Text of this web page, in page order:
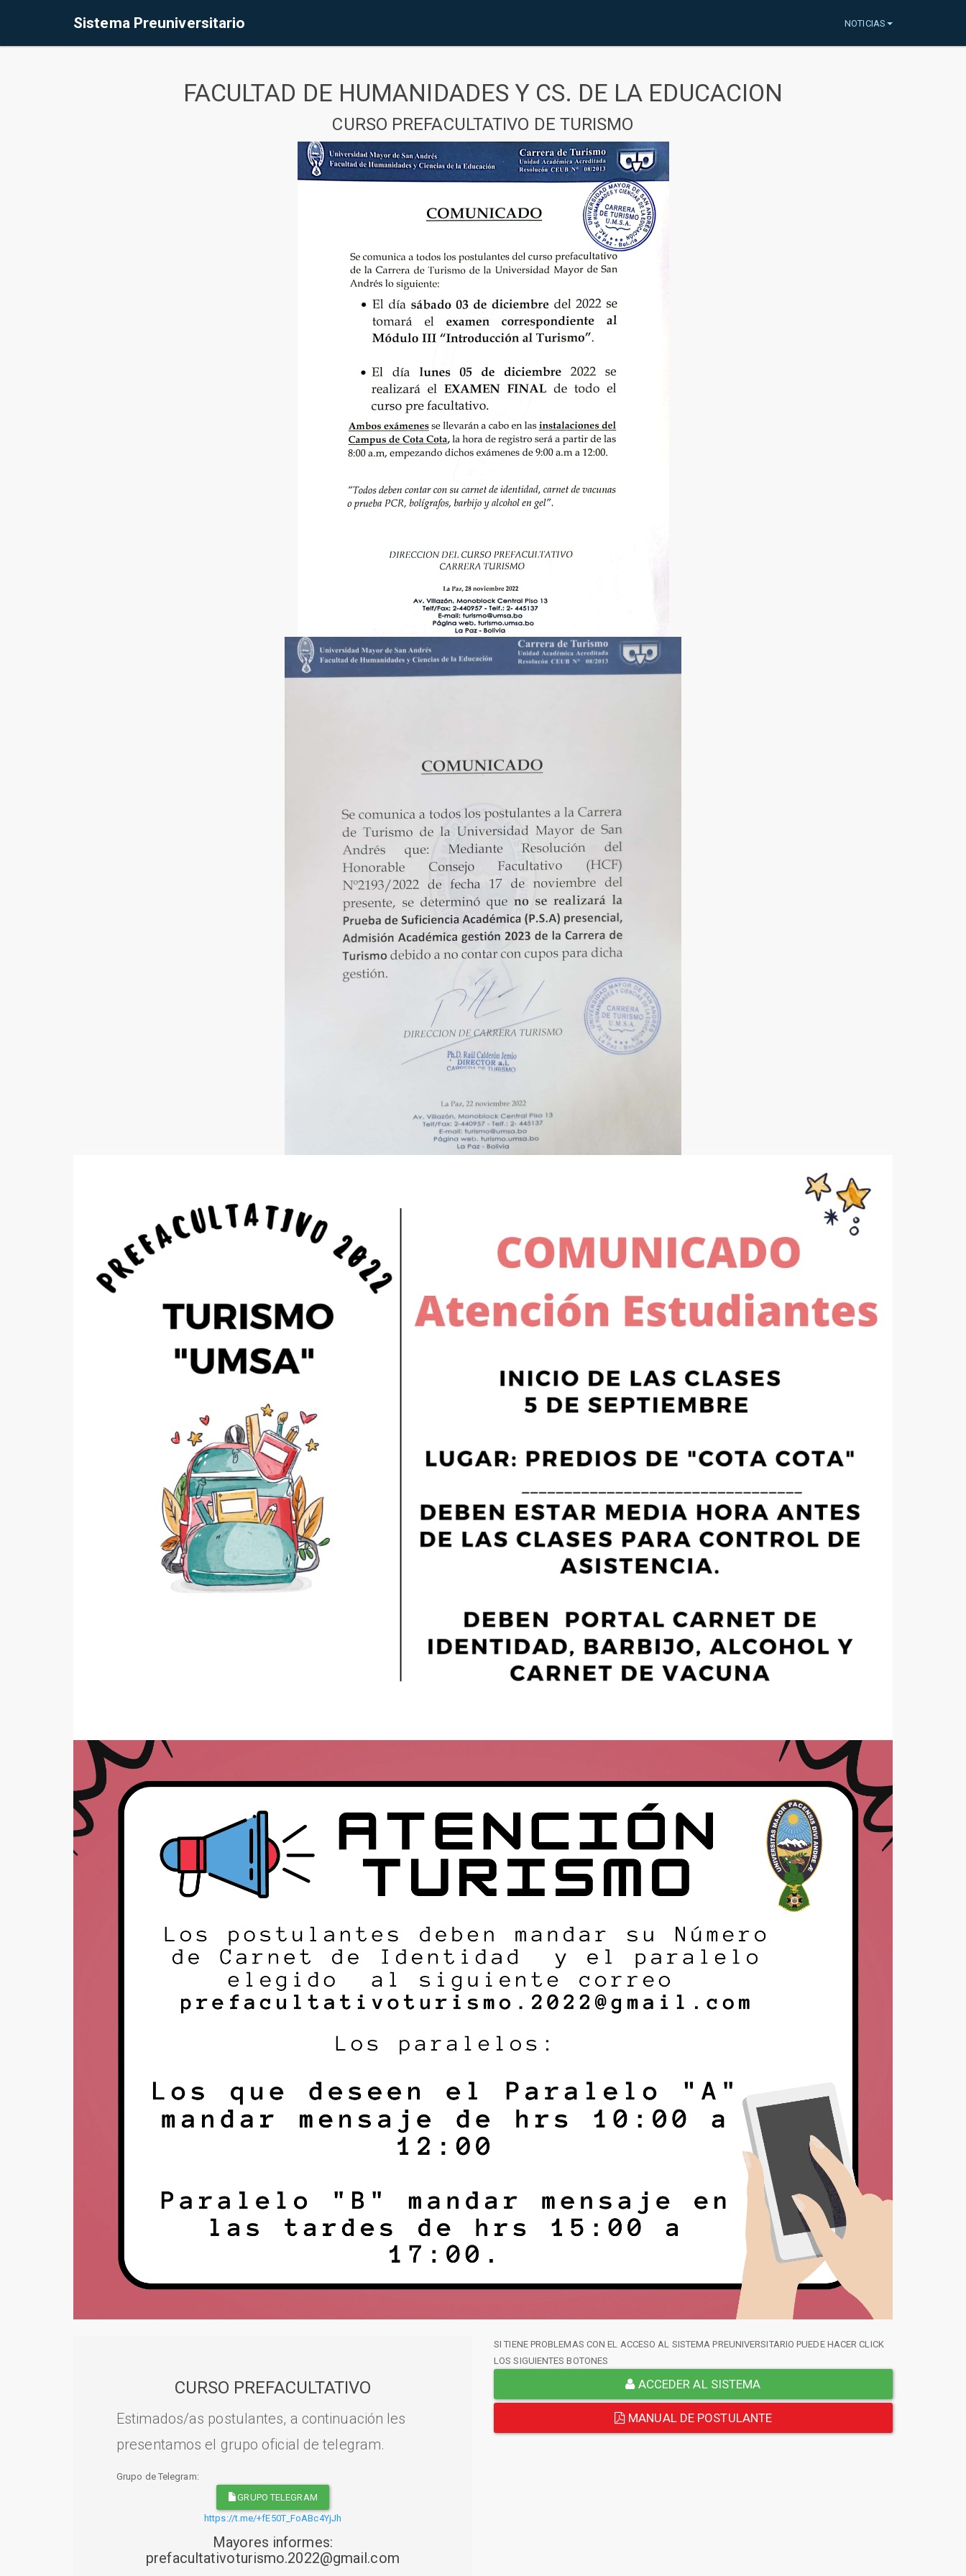
Sistema Preuniversitario NOTICIAS
FACULTAD DE HUMANIDADES Y CS. DE LA EDUCACION
CURSO PREFACULTATIVO DE TURISMO
CURSO PREFACULTATIVO
Estimados/as postulantes, a continuación les
presentamos el grupo oficial de telegram.
Grupo de Telegram:
GRUPO TELEGRAM
https://t.me/+fE50T_FoABc4YjJh
Mayores informes:
prefacultativoturismo.2022@gmail.com
SI TIENE PROBLEMAS CON EL ACCESO AL SISTEMA PREUNIVERSITARIO PUEDE HACER CLICK
LOS SIGUIENTES BOTONES
ACCEDER AL SISTEMA
MANUAL DE POSTULANTE